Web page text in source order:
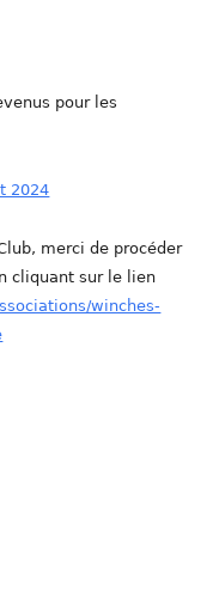
pour les
2024
merci de procéder
cliquant sur le lien
winches-